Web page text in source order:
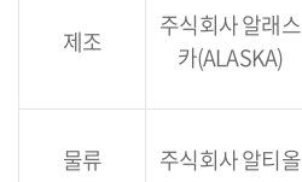
제조
주식회사 알래스
카(ALASKA)
물류 주식회사 알티올